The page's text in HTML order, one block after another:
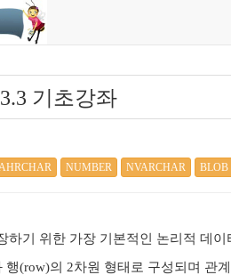
기초강좌
NUMBER NVARCHAR BLOB
하기 위한 가장 기본적인 논리적 데이
행(row)의 2차원 형태로 구성되며 관